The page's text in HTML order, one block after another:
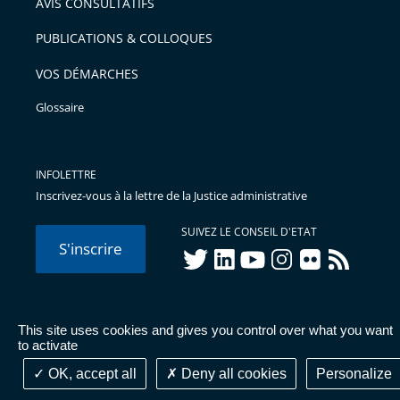
This site uses cookies and gives you control over what you want
to activate
OK, accept all
Deny all cookies Personalize
avant
PUBLICATIONS & COLLOQUES
VOS DÉMARCHES
Glossaire
INFOLETTRE
Inscrivez-vous à la lettre de la Justice administrative
S'inscrire
SUIVEZ LE CONSEIL D'ETAT
twitterlinkedInyoutubeinstagram
flickr rss
© Conseil d'État 2026 - Mentions légales
Données
personnelles-Publications administratives-Accessibilité :
partiellement conforme